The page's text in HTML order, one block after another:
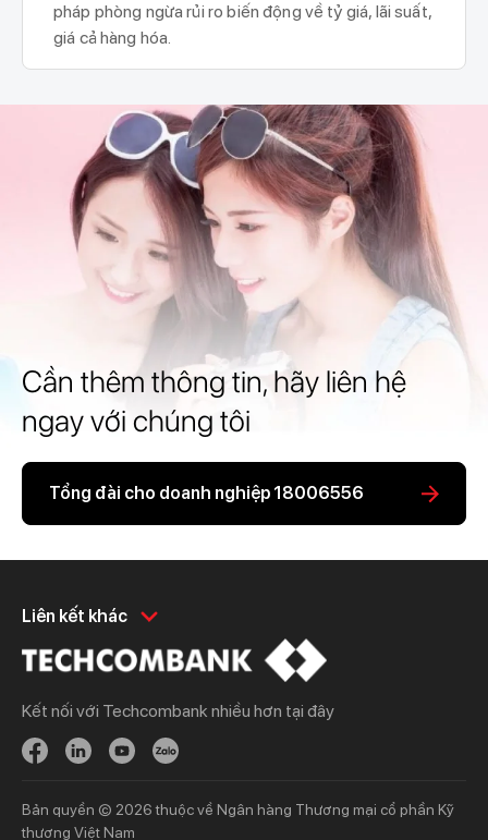
pháp phòng ngừa rủi ro biến động về tỷ giá, lãi suất,
giá cả hàng hóa.
Cần thêm thông tin, hãy liên hệ
ngay với chúng tôi
Tổng đài cho doanh nghiệp 18006556
Liên kết khác
Khách hàng cá nhân
Tiết kiệm
Vay
Đầu tư
Ngân hàng trực tuyến
nghiệp
Quản trị hàng ngày
Vay
Bảo hiểm
Kết nối với Techcombank nhiều hơn tại đây
Bản quyền © 2026 thuộc về Ngân hàng Thương mại cổ phần Kỹ
thương Việt Nam